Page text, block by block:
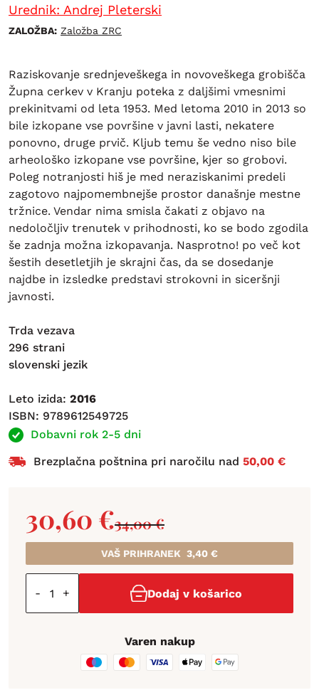
Urednik: Andrej Pleterski
ZALOŽBA: Založba ZRC
Raziskovanje srednjeveškega in novoveškega grobišča
Župna cerkev v Kranju poteka z daljšimi vmesnimi
prekinitvami od leta 1953. Med letoma 2010 in 2013 so
bile izkopane vse površine v javni lasti, nekatere
ponovno, druge prvič. Kljub temu še vedno niso bile
arheološko izkopane vse površine, kjer so grobovi.
Poleg notranjosti hiš je med neraziskanimi predeli
zagotovo najpomembnejše prostor današnje mestne
tržnice. Vendar nima smisla čakati z objavo na
nedoločljiv trenutek v prihodnosti, ko se bodo zgodila
še zadnja možna izkopavanja. Nasprotno! po več kot
šestih desetletjih je skrajni čas, da se dosedanje
najdbe in izsledke predstavi strokovni in siceršnji
javnosti.
Trda vezava
296 strani
slovenski jezik
Leto izida: 2016
ISBN: 9789612549725
Dobavni rok 2-5 dni
Brezplačna poštnina pri naročilu nad 50,00 €
34,00€
30,60 €
VAŠ PRIHRANEK 3,40 €
- + Dodaj v košarico
Varen nakup